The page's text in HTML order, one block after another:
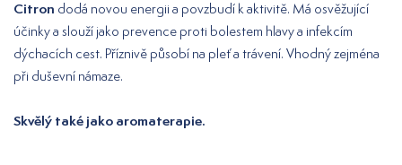
Citron dodá novou energii a povzbudí k aktivitě. Má osvěžující
účinky a slouží jako prevence proti bolestem hlavy a infekcím
dýchacích cest. Příznivě působí na pleť a trávení. Vhodný zejména
při duševní námaze.
Skvělý také jako aromaterapie.